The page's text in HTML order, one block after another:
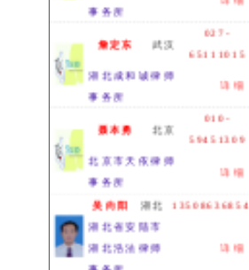
事务所
詹定东 武汉
027-
65111015
湖北成和诚律师
事务所
详细
聂本勇 北京
010-
59451309
北京市天依律师
事务所
详细
吴向阳 湖北
13508636854
湖北省安陆市
湖北浩法律师
事务所
详细